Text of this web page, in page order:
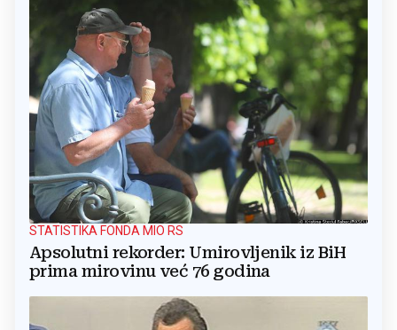
STATISTIKA FONDA MIO RS
Apsolutni rekorder: Umirovljenik iz BiH
prima mirovinu već 76 godina